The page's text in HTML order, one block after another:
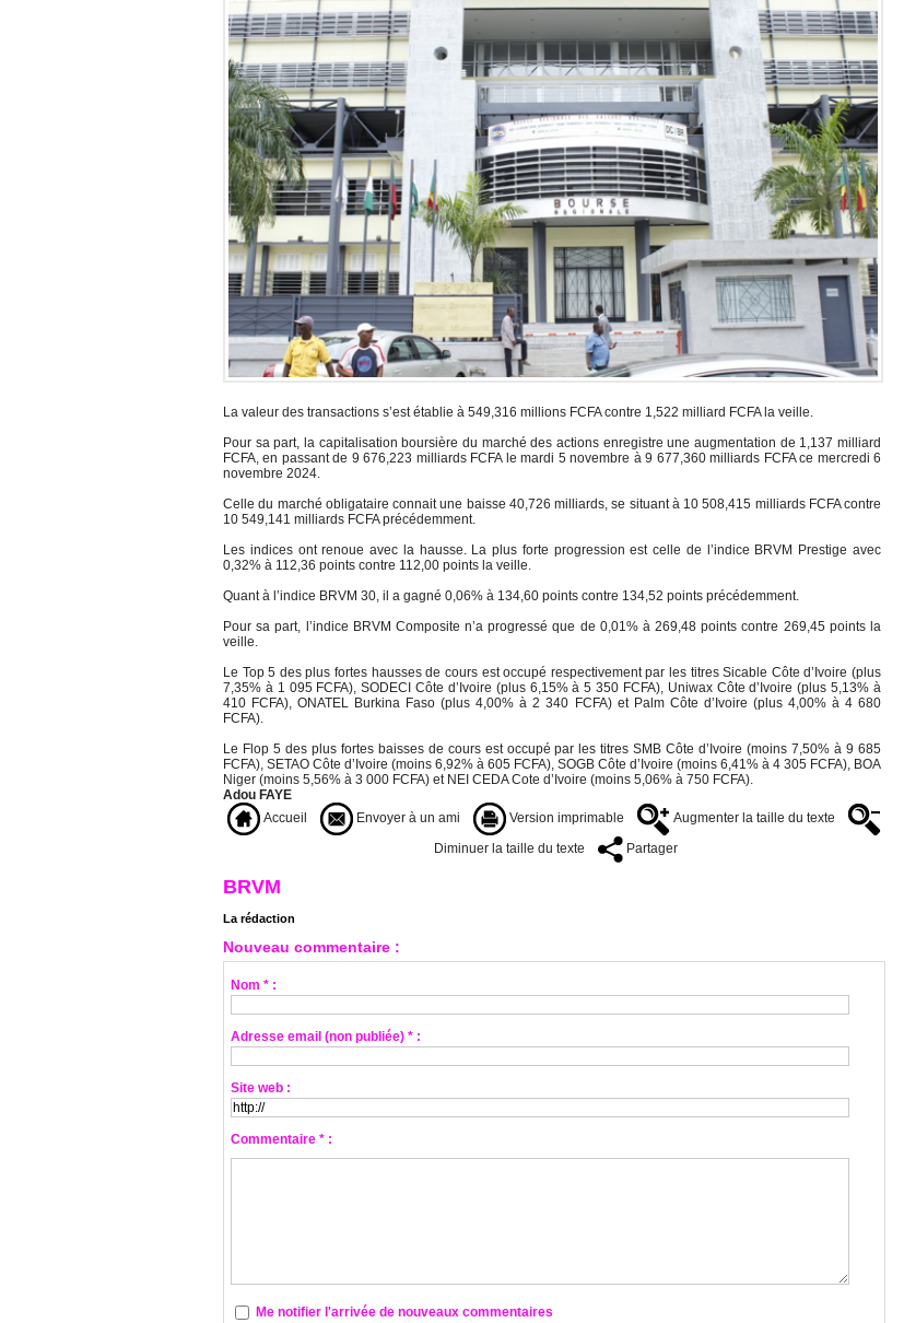
La valeur des transactions s’est établie à 549,316 millions FCFA contre 1,522 milliard FCFA la veille.
Pour sa part, la capitalisation boursière du marché des actions enregistre une augmentation de 1,137 milliard
FCFA, en passant de 9 676,223 milliards FCFA le mardi 5 novembre à 9 677,360 milliards FCFA ce mercredi 6
novembre 2024.
Celle du marché obligataire connait une baisse 40,726 milliards, se situant à 10 508,415 milliards FCFA contre
10 549,141 milliards FCFA précédemment.
Les indices ont renoue avec la hausse. La plus forte progression est celle de l’indice BRVM Prestige avec
0,32% à 112,36 points contre 112,00 points la veille.
Quant à l’indice BRVM 30, il a gagné 0,06% à 134,60 points contre 134,52 points précédemment.
Pour sa part, l’indice BRVM Composite n’a progressé que de 0,01% à 269,48 points contre 269,45 points la
veille.
Le Top 5 des plus fortes hausses de cours est occupé respectivement par les titres Sicable Côte d’Ivoire (plus
7,35% à 1 095 FCFA), SODECI Côte d’Ivoire (plus 6,15% à 5 350 FCFA), Uniwax Côte d’Ivoire (plus 5,13% à
410 FCFA), ONATEL Burkina Faso (plus 4,00% à 2 340 FCFA) et Palm Côte d’Ivoire (plus 4,00% à 4 680
FCFA).
Le Flop 5 des plus fortes baisses de cours est occupé par les titres SMB Côte d’Ivoire (moins 7,50% à 9 685
FCFA), SETAO Côte d’Ivoire (moins 6,92% à 605 FCFA), SOGB Côte d’Ivoire (moins 6,41% à 4 305 FCFA), BOA
Niger (moins 5,56% à 3 000 FCFA) et NEI CEDA Cote d’Ivoire (moins 5,06% à 750 FCFA).
Adou FAYE
Accueil
Envoyer à un ami Version imprimable
Augmenter la taille du texte
Diminuer la taille du texte
Partager
BRVM
La rédaction
Nouveau commentaire :
Nom * :
Adresse email (non publiée) * :
Site web :
Commentaire * :
Me notifier l'arrivée de nouveaux commentaires